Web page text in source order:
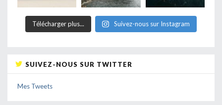
Télécharger plus... Suivez-nous sur Instagram
SUIVEZ-NOUS SUR TWITTER
Mes Tweets